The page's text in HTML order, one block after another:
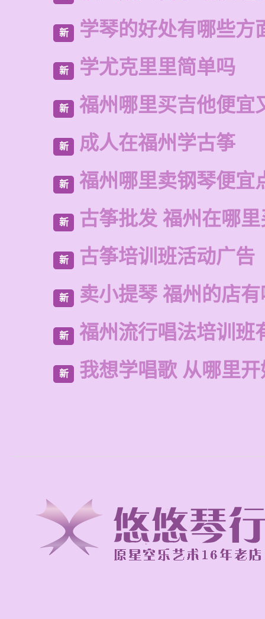
新 学琴的好处有哪些方
新 学尤克里里简单吗
新 福州哪里买吉他便宜
新 成人在福州学古筝
新 福州哪里卖钢琴便宜
新 古筝批发 福州在哪
新 古筝培训班活动广告
新 卖小提琴 福州的店
新 福州流行唱法培训班
新 我想学唱歌 从哪里开